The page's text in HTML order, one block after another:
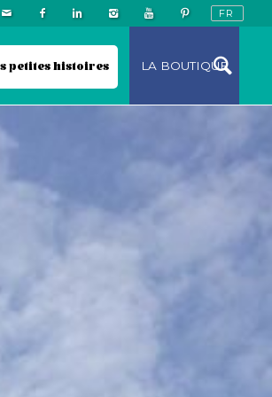
petites histoires LA BOUTIQUE